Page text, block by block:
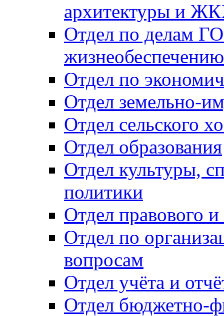
архитектуры и
Отдел по делам
Отдел по
Отдел земельно-
Отдел сельского
Отдел образования
Отдел культуры,
политики
Отдел правового
Отдел по
вопросам
Отдел учёта и
Отдел бюджетно-